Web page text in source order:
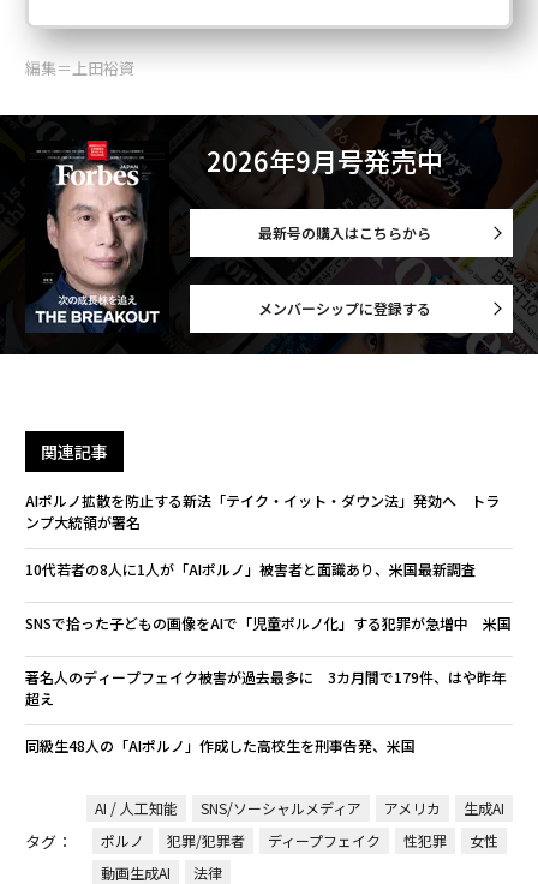
編集＝上田裕資
2026年9月号発売中
最新号の購入はこちらから
メンバーシップに登録する
関連記事
AIポルノ拡散を防止する新法「テイク・イット・ダウン法」発効へ トラ
ンプ大統領が署名
10代若者の8人に1人が「AIポルノ」被害者と面識あり、米国最新調査
SNSで拾った子どもの画像をAIで「児童ポルノ化」する犯罪が急増中 米国
著名人のディープフェイク被害が過去最多に 3カ月間で179件、はや昨年
超え
同級生48人の「AIポルノ」作成した高校生を刑事告発、米国
タグ：
AI / 人工知能 SNS/ソーシャルメディア アメリカ
生成AI
ポルノ
犯罪/犯罪者 ディープフェイク 性犯罪
女性
動画生成AI
法律